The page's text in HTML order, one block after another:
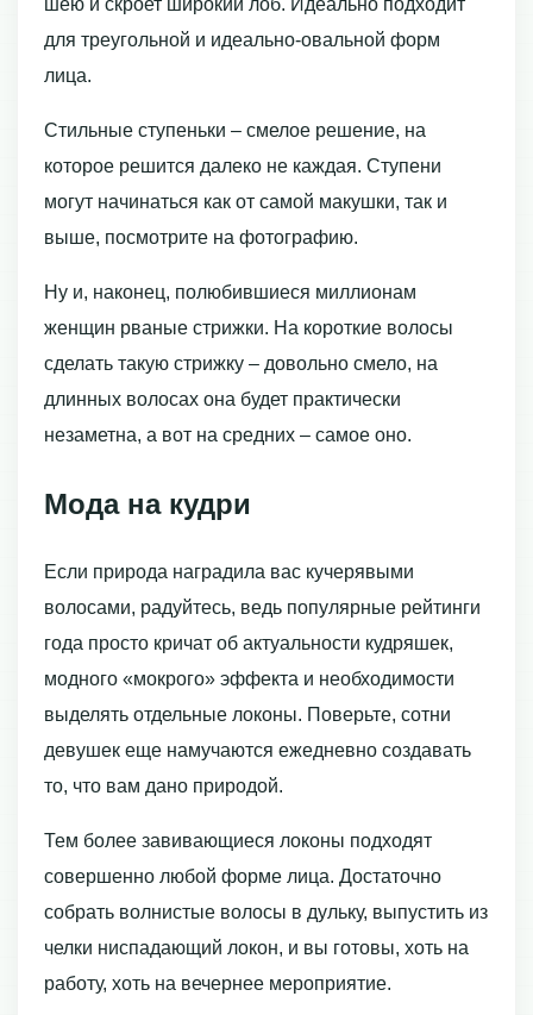
шею и скроет широкий лоб. Идеально подходит
для треугольной и идеально-овальной форм
лица.
Стильные ступеньки – смелое решение, на
которое решится далеко не каждая. Ступени
могут начинаться как от самой макушки, так и
выше, посмотрите на фотографию.
Ну и, наконец, полюбившиеся миллионам
женщин рваные стрижки. На короткие волосы
сделать такую стрижку – довольно смело, на
длинных волосах она будет практически
незаметна, а вот на средних – самое оно.
Мода на кудри
Если природа наградила вас кучерявыми
волосами, радуйтесь, ведь популярные рейтинги
года просто кричат об актуальности кудряшек,
модного «мокрого» эффекта и необходимости
выделять отдельные локоны. Поверьте, сотни
девушек еще намучаются ежедневно создавать
то, что вам дано природой.
Тем более завивающиеся локоны подходят
совершенно любой форме лица. Достаточно
собрать волнистые волосы в дульку, выпустить из
челки ниспадающий локон, и вы готовы, хоть на
работу, хоть на вечернее мероприятие.